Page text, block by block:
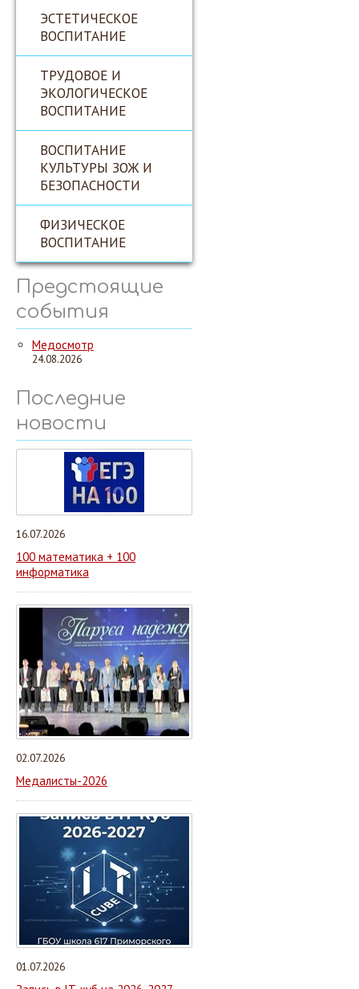
ЭСТЕТИЧЕСКОЕ
ВОСПИТАНИЕ
ТРУДОВОЕ И
ЭКОЛОГИЧЕСКОЕ
ВОСПИТАНИЕ
ВОСПИТАНИЕ
КУЛЬТУРЫ ЗОЖ И
БЕЗОПАСНОСТИ
ФИЗИЧЕСКОЕ
ВОСПИТАНИЕ
Предстоящие
события
Медосмотр
24.08.2026
Последние
новости
16.07.2026
100 математика + 100
информатика
02.07.2026
Медалисты-2026
01.07.2026